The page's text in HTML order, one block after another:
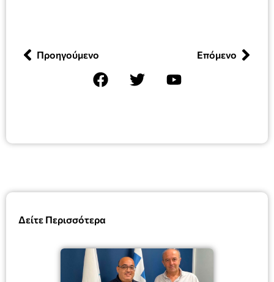
Δείτε Περισσότερα
Προηγούμενο Επόμενο